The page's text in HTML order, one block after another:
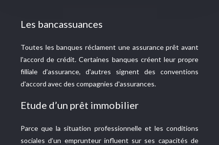
Les bancassuances
Toutes les banques réclament une assurance prêt avant
l'accord de crédit. Certaines banques créent leur propre
filliale d’assurance, d'autres signent des conventions
d'accord avec des compagnies d'assurances.
Etude d’un prêt immobilier
Parce que la situation professionnelle et les conditions
sociales d’un emprunteur influent sur ses capacités de